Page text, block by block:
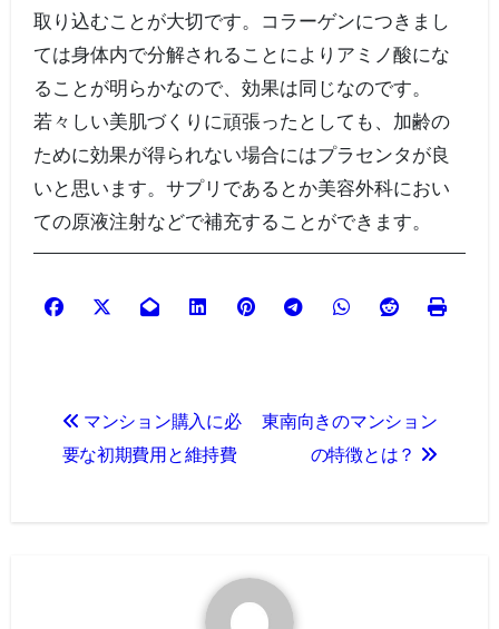
取り込むことが大切です。コラーゲンにつきまし
ては身体内で分解されることによりアミノ酸にな
ることが明らかなので、効果は同じなのです。
若々しい美肌づくりに頑張ったとしても、加齢の
ために効果が得られない場合にはプラセンタが良
いと思います。サプリであるとか美容外科におい
ての原液注射などで補充することができます。
稿
マンション購入に必
要な初期費用と維持費
東南向きのマンション
の特徴とは？